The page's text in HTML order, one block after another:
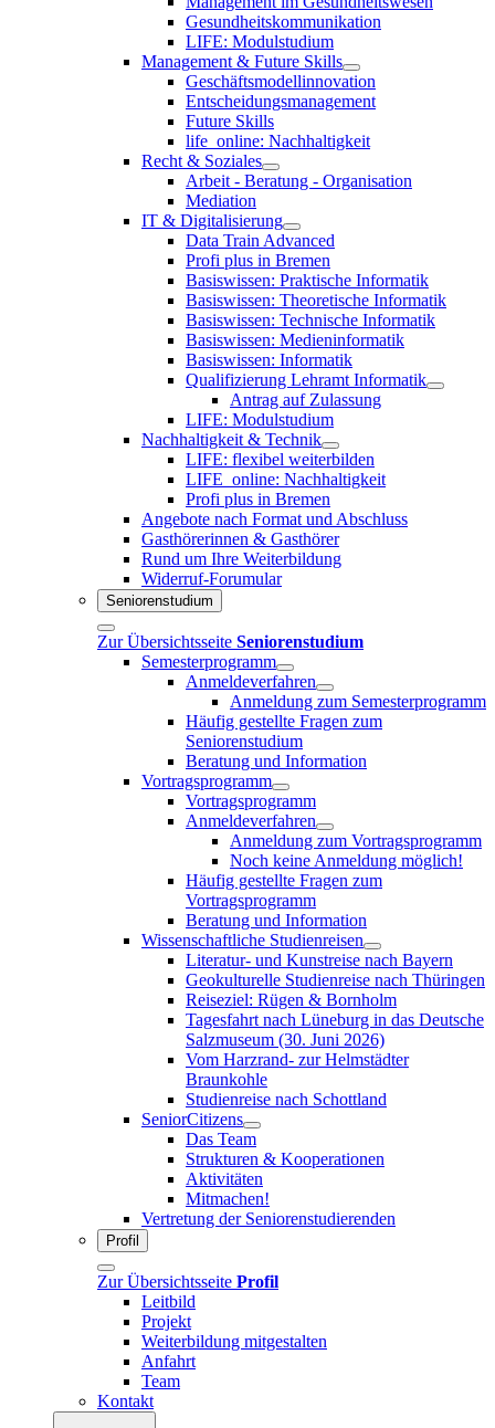
Gesundheitskommunikation
LIFE: Modulstudium
Management & Future Skills
Geschäftsmodellinnovation
Entscheidungsmanagement
Future Skills
life_online: Nachhaltigkeit
Recht & Soziales
Arbeit - Beratung - Organisation
Mediation
IT & Digitalisierung
Data Train Advanced
Profi plus in Bremen
Basiswissen: Praktische Informatik
Basiswissen: Theoretische Informatik
Basiswissen: Technische Informatik
Basiswissen: Medieninformatik
Basiswissen: Informatik
Qualifizierung Lehramt Informatik
Antrag auf Zulassung
LIFE: Modulstudium
Nachhaltigkeit & Technik
LIFE: flexibel weiterbilden
LIFE_online: Nachhaltigkeit
Profi plus in Bremen
Angebote nach Format und Abschluss
Gasthörerinnen & Gasthörer
Rund um Ihre Weiterbildung
Widerruf-Forumular
Seniorenstudium
Zur Übersichtsseite Seniorenstudium
Semesterprogramm
Anmeldeverfahren
Anmeldung zum Semesterprogramm
Häufig gestellte Fragen zum
Seniorenstudium
Beratung und Information
Vortragsprogramm
Vortragsprogramm
Anmeldeverfahren
Anmeldung zum Vortragsprogramm
Noch keine Anmeldung möglich!
Häufig gestellte Fragen zum
Vortragsprogramm
Beratung und Information
Wissenschaftliche Studienreisen
Literatur- und Kunstreise nach Bayern
Geokulturelle Studienreise nach Thüringen
Reiseziel: Rügen & Bornholm
Tagesfahrt nach Lüneburg in das Deutsche
Salzmuseum (30. Juni 2026)
Vom Harzrand- zur Helmstädter
Braunkohle
Studienreise nach Schottland
SeniorCitizens
Das Team
Strukturen & Kooperationen
Aktivitäten
Mitmachen!
Vertretung der Seniorenstudierenden
Profil
Zur Übersichtsseite Profil
Leitbild
Projekt
Weiterbildung mitgestalten
Anfahrt
Team
Kontakt